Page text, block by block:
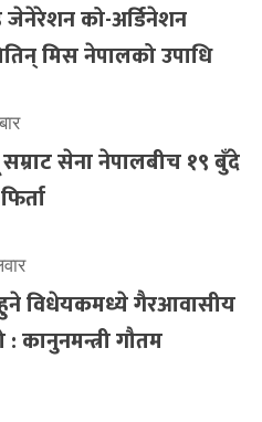
को-अर्डिनेशन
मिस नेपालको उपाधि
सेना नेपालबीच १९ बुँदे
हुने विधेयकमध्ये गैरआवासीय
कानुनमन्त्री गौतम